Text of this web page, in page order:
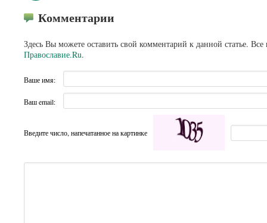
Комментарии
Здесь Вы можете оставить свой комментарий к данной статье.
Православие.Ru.
Ваше имя:
Ваш email:
Введите число, напечатанное на картинке